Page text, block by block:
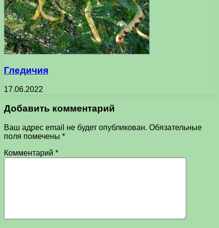
Гледичия
17.06.2022
Добавить комментарий
Ваш адрес email не будет опубликован. Обязательные
поля помечены *
Комментарий *